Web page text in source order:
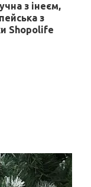
з інеєм,
з
Shopolife